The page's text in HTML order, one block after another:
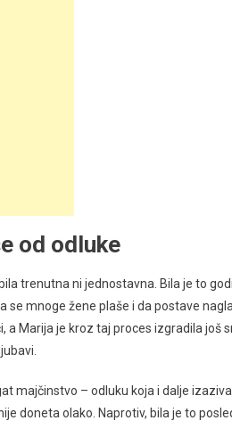
od odluke
trenutna ni jednostavna. Bila je to
se mnoge žene plaše i da postave
a Marija je kroz taj proces izgradila još
majčinstvo – odluku koja i dalje
doneta olako. Naprotiv, bila je to